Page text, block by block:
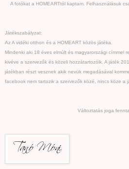
A fotókat a HOMEARTtól kaptam. Felhasználásuk
Játékszabályzat:
Az A vidéki otthon és a HOMEART közös játéka.
Mindenki aki 18 éves elmúlt és magyarországi címmel
kivéve a szervezők és közeli hozzátartozóik. A játék
játékban részt vesznek akik nevük megadásával
facebook nem tartozik a szervezők közé, nincs köze a
Változtatás joga